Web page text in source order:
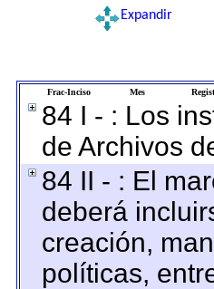
Expandir
Frac-Inciso Mes
84 I - : Los
de Archivos
84 II - : El
deberá
creación,
políticas,